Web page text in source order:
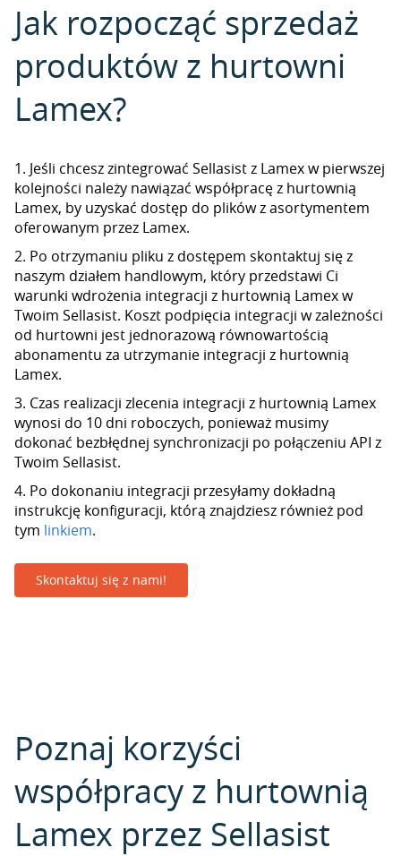
Jak rozpocząć sprzedaż
produktów z hurtowni
Lamex?
1. Jeśli chcesz zintegrować Sellasist z Lamex w pierwszej
kolejności należy nawiązać współpracę z hurtownią
Lamex, by uzyskać dostęp do plików z asortymentem
oferowanym przez Lamex.
2. Po otrzymaniu pliku z dostępem skontaktuj się z
naszym działem handlowym, który przedstawi Ci
warunki wdrożenia integracji z hurtownią Lamex w
Twoim Sellasist. Koszt podpięcia integracji w zależności
od hurtowni jest jednorazową równowartością
abonamentu za utrzymanie integracji z hurtownią
Lamex.
3. Czas realizacji zlecenia integracji z hurtownią Lamex
wynosi do 10 dni roboczych, ponieważ musimy
dokonać bezbłędnej synchronizacji po połączeniu API z
Twoim Sellasist.
4. Po dokonaniu integracji przesyłamy dokładną
instrukcję konfiguracji, którą znajdziesz również pod
tym linkiem.
Skontaktuj się z nami!
Poznaj korzyści
współpracy z hurtownią
Lamex przez Sellasist